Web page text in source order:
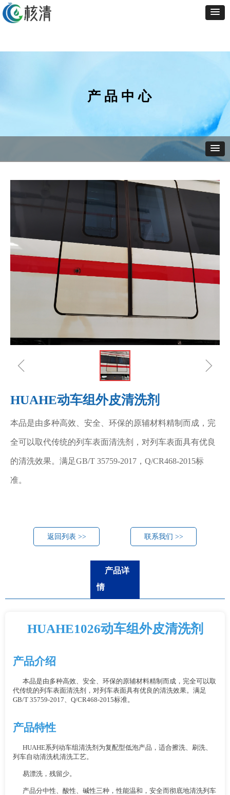
产 品 中 心
返回列表 >> 联系我们 >>
HUAHE动车组外皮清洗剂
本品是由多种高效、安全、环保的原辅材料精制而成，完
全可以取代传统的列车表面清洗剂，对列车表面具有优良
的清洗效果。满足GB/T 35759-2017，Q/CR468-2015标
准。
ꁆ ꁇ
HUAHE1026动车组外皮清洗剂
产品介绍
本品是由多种高效、安全、环保的原辅材料精制而成，完全可以取
代传统的列车表面清洗剂，对列车表面具有优良的清洗效果。满足
GB/T 35759-2017、Q/CR468-2015标准。
产品特性
HUAHE系列动车组清洗剂为复配型低泡产品，适合擦洗、刷洗、
列车自动清洗机清洗工艺。
易漂洗，残留少。
产品分中性、酸性、碱性三种，性能温和，安全而彻底地清洗列车
产品详
情